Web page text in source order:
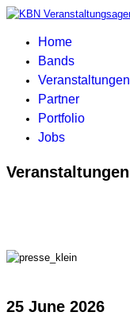
Home
Bands
Veranstaltungen
Partner
Portfolio
Jobs
Veranstaltungen
25 June 2026